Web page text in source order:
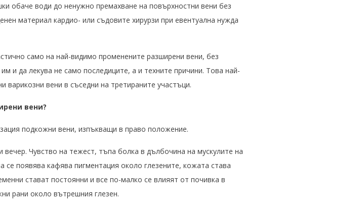
обаче води до ненужно премахване на повърхностни вени без
материал кардио- или съдовите хирурзи при евентуална нужда
само на най-видимо променените разширени вени, без
и да лекува не само последиците, а и техните причини. Това най-
вени в съседни на третираните участъци.
вени?
подкожни вени, изпъкващи в право положение.
Чувство на тежест, тъпа болка в дълбочина на мускулите на
появява кафява пигментация около глезените, кожата става
стават постоянни и все по-малко се влияят от почивка в
рани около вътрешния глезен.